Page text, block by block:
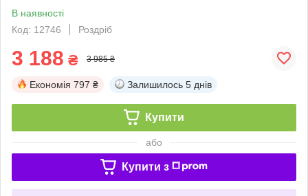
В наявності
Код: 12746
Роздріб
3 188 ₴ 3 985 ₴
Економія 797 ₴ Залишилось 5 днів
Купити
або
Купити з